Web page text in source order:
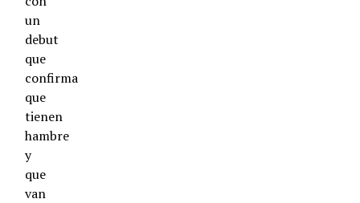
un
debut
que
confirma
que
tienen
hambre
y
que
van